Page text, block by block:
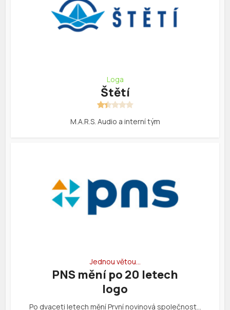
Loga
Štětí
M.A.R.S. Audio a interní tým
Jednou větou…
PNS mění po 20 letech
logo
Po dvaceti letech mění První novinová společnost…